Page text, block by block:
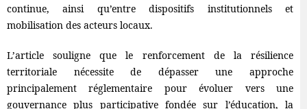
continue, ainsi qu’entre dispositifs institutionnels et
mobilisation des acteurs locaux.
L’article souligne que le renforcement de la résilience
territoriale nécessite de dépasser une approche
principalement réglementaire pour évoluer vers une
gouvernance plus participative fondée sur l’éducation, la